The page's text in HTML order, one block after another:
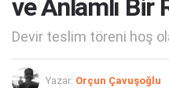
ve Anlamlı Bir
Devir teslim töreni hoş
Yazar: Orçun Çavuşoğlu